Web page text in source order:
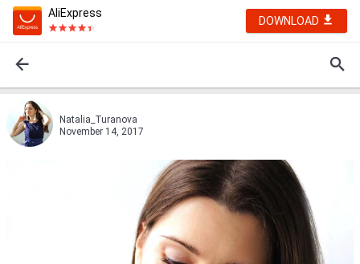
AliExpress
DOWNLOAD
Natalia_Turanova
November 14, 2017